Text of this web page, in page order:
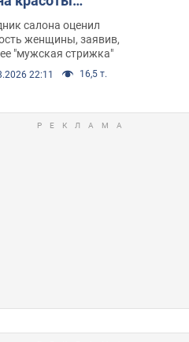
женщину
химиотерапии,
скандал.
салона оценил
женщины, заявив,
"мужская стрижка"
22:11 16,5 т.